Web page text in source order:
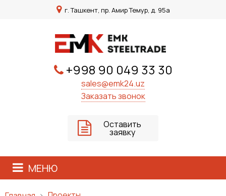
г. Ташкент, пр. Амир Темур, д. 95а
+998 90 049 33 30
sales@emk24.uz
Заказать звонок
Оставить
заявку
МЕНЮ